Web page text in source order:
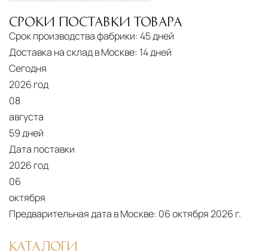
критичных партий товара.
СРОКИ ПОСТАВКИ ТОВАРА
Срок производства фабрики: 45 дней
Доставка на склад в Москве: 14 дней
Сегодня
2026 год
08
августа
59 дней
Дата поставки
2026 год
06
октября
Предварительная дата в Москве: 06 октября 2026 г.
КАТАЛОГИ